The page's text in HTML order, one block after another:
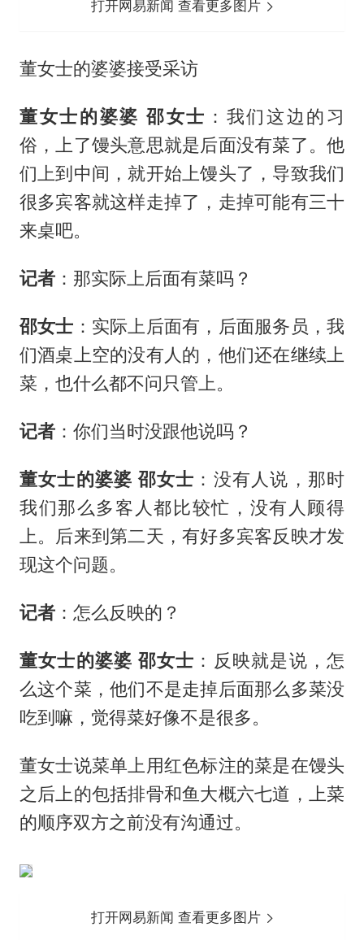
打开网易新闻 查看更多图片
董女士的婆婆接受采访
董女士的婆婆 邵女士 ：我们这边的习
俗，上了馒头意思就是后面没有菜了。他
们上到中间，就开始上馒头了，导致我们
很多宾客就这样走掉了，走掉可能有三十
来桌吧。
记者：那实际上后面有菜吗？
邵女士 ：实际上后面有，后面服务员，我
们酒桌上空的没有人的，他们还在继续上
菜，也什么都不问只管上。
记者：你们当时没跟他说吗？
董女士的婆婆 邵女士 ：没有人说，那时
我们那么多客人都比较忙，没有人顾得
上。后来到第二天，有好多宾客反映才发
现这个问题。
记者：怎么反映的？
董女士的婆婆 邵女士 ：反映就是说，怎
么这个菜，他们不是走掉后面那么多菜没
吃到嘛，觉得菜好像不是很多。
董女士说菜单上用红色标注的菜是在馒头
之后上的包括排骨和鱼大概六七道，上菜
的顺序双方之前没有沟通过。
打开网易新闻 查看更多图片